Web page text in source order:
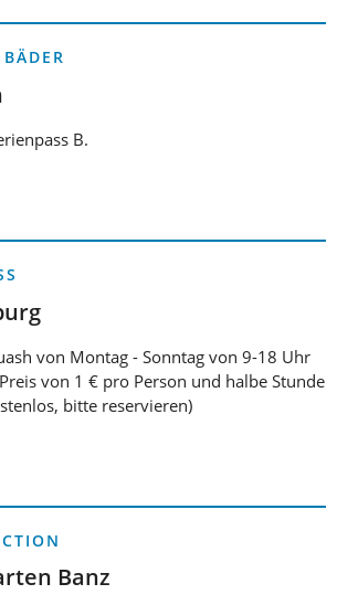
B.
von Montag - Sonntag von 9-18 Uhr
von 1 € pro Person und halbe Stunde
bitte reservieren)
Banz